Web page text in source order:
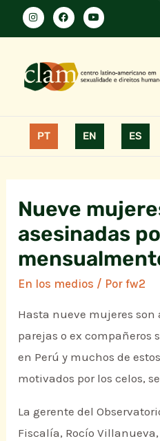
PT EN ES
Nueve
asesinadas
En los medios / Porfw2
Hasta nueve mujeres son
parejas o ex compañeros
en Perú y muchos de
motivados por los celos,
La gerente del
Fiscalía, Rocío